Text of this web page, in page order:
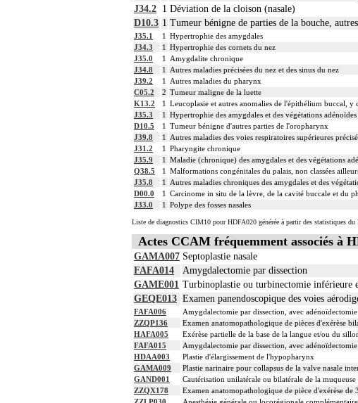
J34.2 1 Déviation de la cloison (nasale)
D10.3 1 Tumeur bénigne de parties de la bouche,
J35.1 1 Hypertrophie des amygdales
J34.3
1 Hypertrophie des cornets du nez
J35.0
1
Amygdalite chronique
J34.8
1
Autres maladies précisées du nez et des sinus du nez
J39.2
1
Autres maladies du pharynx
C05.2
2 Tumeur maligne de la luette
K13.2
1 Leucoplasie et autres anomalies de l'épithélium buccal, y
J35.3
1 Hypertrophie des amygdales et des végétations adénoïdes
D10.5
1 Tumeur bénigne d'autres parties de l'oropharynx
J39.8
1
Autres maladies des voies respiratoires supérieures
J31.2
1 Pharyngite chronique
J35.9
1 Maladie (chronique) des amygdales et des végétations
Q38.5
1 Malformations congénitales du palais, non classées
J35.8
1
Autres maladies chroniques des amygdales et des
D00.0
1 Carcinome in situ de la lèvre, de la cavité buccale et du
J33.0
1 Polype des fosses nasales
Liste de diagnostics CIM10 pour HDFA020 générée à partir des statistiques du
Actes CCAM fréquemment associés à
GAMA007 Septoplastie nasale
FAFA014
Amygdalectomie par dissection
GAME001 Turbinoplastie ou turbinectomie inférieure
GEQE013 Examen panendoscopique des voies
FAFA006
Amygdalectomie par dissection, avec
ZZQP136
Examen anatomopathologique de pièces d'exérèse
HAFA005
Exérèse partielle de la base de la langue et/ou du
FAFA015
Amygdalectomie par dissection, avec adénoïdectomie
HDAA003
Plastie d'élargissement de l'hypopharynx
GAMA009
Plastie narinaire pour collapsus de la valve nasale
GAND001
Cautérisation unilatérale ou bilatérale de la
ZZQX178
Examen anatomopathologique de pièce d'exérèse de